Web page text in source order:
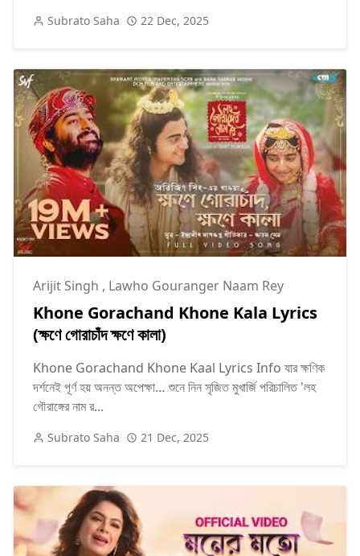
Subrato Saha 22 Dec, 2025
Arijit Singh , Lawho Gouranger Naam Rey
Khone Gorachand Khone Kala Lyrics
(ক্ষণে গোরাচাঁদ ক্ষণে কালা)
Khone Gorachand Khone Kaal Lyrics Info যার ক্ষণিক
দর্শনেই পূর্ণ হয় অনন্ত অপেক্ষা… শুনে নিন সৃজিত মুখার্জি পরিচালিত 'লহ
গৌরাঙ্গের নাম র...
Subrato Saha 21 Dec, 2025